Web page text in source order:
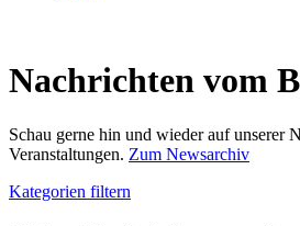
Nachrichten vom
Schau gerne hin und wieder auf unserer
Veranstaltungen. Zum Newsarchiv
Kategorien filtern